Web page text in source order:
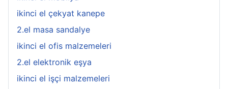
ikinci el çekyat kanepe
2.el masa sandalye
ikinci el ofis malzemeleri
2.el elektronik eşya
ikinci el işçi malzemeleri